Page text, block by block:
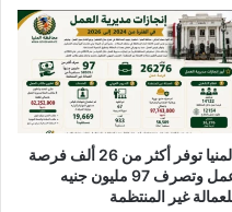
المنيا توفر أكثر من 26 ألف فرصة
عمل وتصرف 97 مليون جنيه
غير المنتظمة